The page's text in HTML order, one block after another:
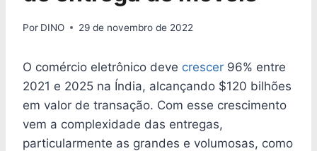
Por DINO 29 de novembro de 2022
O comércio eletrônico deve crescer 96% entre
2021 e 2025 na Índia, alcançando $120 bilhões
em valor de transação. Com esse crescimento
vem a complexidade das entregas,
particularmente as grandes e volumosas, como